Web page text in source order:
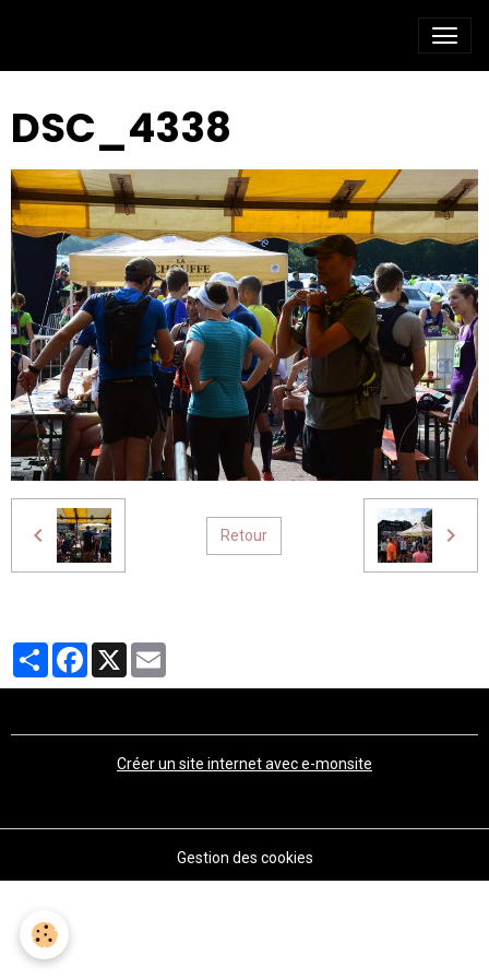
DSC_4338
Retour
PartagerFacebook
X
Créer un site internet avec e-monsite
Gestion des cookies